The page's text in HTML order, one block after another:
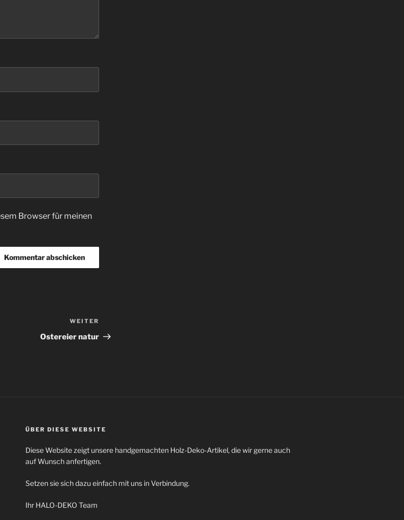
Browser für meinen
Beitrag
WEITER
Ostereier natur
ÜBER DIESE WEBSITE
Diese Website zeigt unsere handgemachten Holz-Deko-Artikel, die wir gerne auch
auf Wunsch anfertigen.
Setzen sie sich dazu einfach mit uns in Verbindung.
Ihr HALO-DEKO Team